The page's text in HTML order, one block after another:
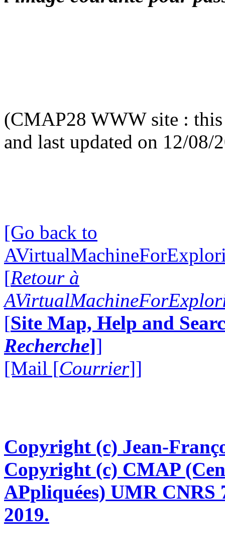
(CMAP28 WWW site : this
and last updated on 12/08/
[Go back to
[Retour à
[Site Map, Help and
Recherche]]
[Mail [Courrier]]
Copyright (c) Jean-
Copyright (c) CMAP
APpliquées) UMR CNRS
2019.